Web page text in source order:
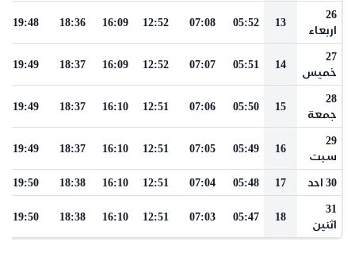
26
اربعاء
13
05:52
07:08
12:52
16:09
18:36
19:48
27
خميس
14
05:51
07:07
12:52
16:09
18:37
19:49
28
جمعة
15
05:50
07:06
12:51
16:10
18:37
19:49
29
سبت
16
05:49
07:05
12:51
16:10
18:37
19:49
30 احد 17
05:48
07:04
12:51
16:10
18:38
19:50
31
اثنين
18
05:47
07:03
12:51
16:10
18:38
19:50